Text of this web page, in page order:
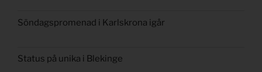
Söndagspromenad i Karlskrona igår
Status på unika i Blekinge